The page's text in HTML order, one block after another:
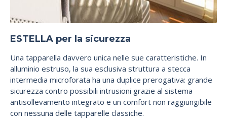
ESTELLA per la sicurezza
Una tapparella davvero unica nelle sue caratteristiche. In
alluminio estruso, la sua esclusiva struttura a stecca
intermedia microforata ha una duplice prerogativa: grande
sicurezza contro possibili intrusioni grazie al sistema
antisollevamento integrato e un comfort non raggiungibile
con nessuna delle tapparelle classiche.